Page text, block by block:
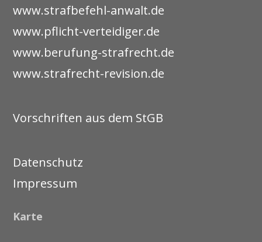
www.strafbefehl-anwalt.de
www.pflicht-verteidiger.de
www.berufung-strafrecht.de
www.strafrecht-revision.de
Vorschriften aus dem StGB
Datenschutz
Impressum
Karte